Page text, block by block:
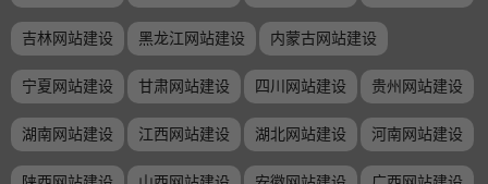
吉林网站建设 黑龙江网站建设 内蒙古网站建设
宁夏网站建设 甘肃网站建设 四川网站建设 贵州网站建设
湖南网站建设 江西网站建设 湖北网站建设 河南网站建设